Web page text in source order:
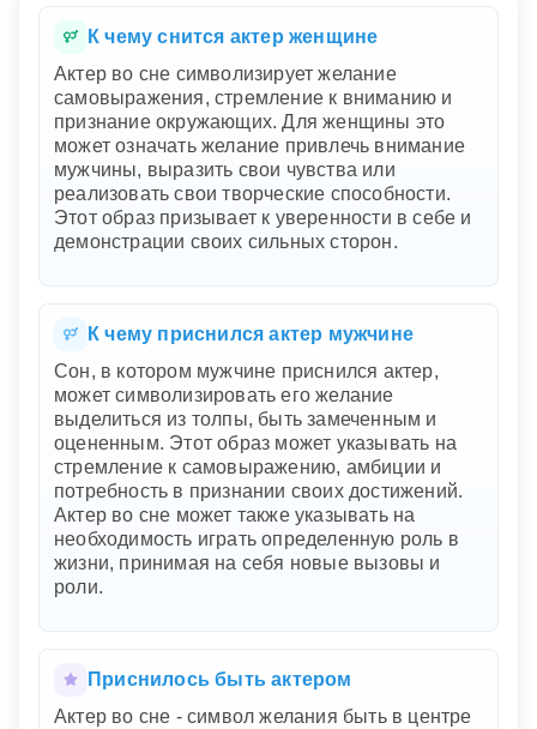
К чему снится актер женщине
Актер во сне символизирует желание
самовыражения, стремление к вниманию и
признание окружающих. Для женщины это
может означать желание привлечь внимание
мужчины, выразить свои чувства или
реализовать свои творческие способности.
Этот образ призывает к уверенности в себе и
демонстрации своих сильных сторон.
К чему приснился актер мужчине
Сон, в котором мужчине приснился актер,
может символизировать его желание
выделиться из толпы, быть замеченным и
оцененным. Этот образ может указывать на
стремление к самовыражению, амбиции и
потребность в признании своих достижений.
Актер во сне может также указывать на
необходимость играть определенную роль в
жизни, принимая на себя новые вызовы и
роли.
Приснилось быть актером
Актер во сне - символ желания быть в центре